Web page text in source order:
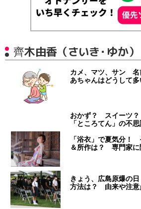
齊木由香（さいき・ゆか
カメ、マツ、サン 名
あちゃんはどうして多
おかず？ スイーツ
「ところてん」の不
「浴衣」で夏気分！
＆所作は？ 専門家に
きょう、広島原爆の
方法は？ 由来や注意